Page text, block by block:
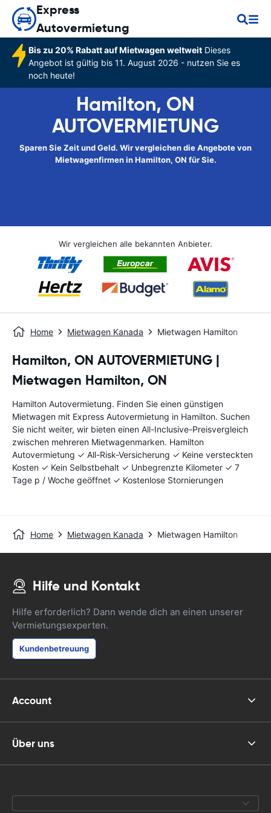
Express
Autovermietung
Bis zu 20% Rabatt auf Mietwagen weltweitDieses
Angebot ist gültig bis 11. August 2026 - nutzen Sie es
noch heute!
Hamilton, ON
AUTOVERMIETUNG
Sparen Sie Zeit und Geld. Wir vergleichen die Angebote von
Mietwagenfirmen in Hamilton, ON für Sie.
Wir vergleichen alle bekannten Anbieter.
Home Mietwagen Kanada Mietwagen Hamilton
Hamilton, ON AUTOVERMIETUNG |
Mietwagen Hamilton, ON
Hamilton Autovermietung. Finden Sie einen günstigen
Mietwagen mit Express Autovermietung in Hamilton. Suchen
Sie nicht weiter, wir bieten einen All-Inclusive-Preisvergleich
zwischen mehreren Mietwagenmarken. Hamilton
Autovermietung ✓ All-Risk-Versicherung ✓ Keine versteckten
Kosten ✓ Kein Selbstbehalt ✓ Unbegrenzte Kilometer ✓ 7
Tage p / Woche geöffnet ✓ Kostenlose Stornierungen
Home Mietwagen Kanada Mietwagen Hamilton
Hilfe und Kontakt
Hilfe erforderlich? Dann wende dich an einen unserer
Vermietungsexperten.
Kundenbetreuung
Account
Über uns